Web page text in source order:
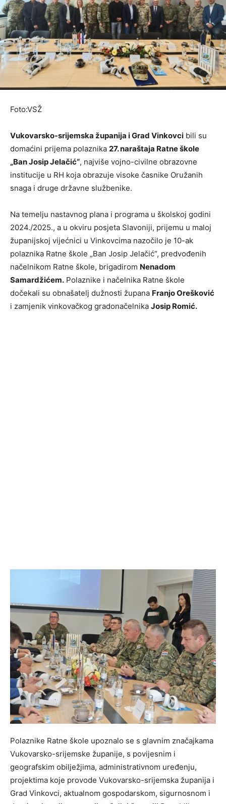
Foto:VSŽ
Vukovarsko-srijemska županija i Grad Vinkovci bili su
domaćini prijema polaznika 27. naraštaja Ratne škole
„Ban Josip Jelačić“, najviše vojno-civilne obrazovne
institucije u RH koja obrazuje visoke časnike Oružanih
snaga i druge državne službenike.
Na temelju nastavnog plana i programa u školskoj godini
2024./2025., a u okviru posjeta Slavoniji, prijemu u maloj
županijskoj vijećnici u Vinkovcima nazočilo je 10-ak
polaznika Ratne škole „Ban Josip Jelačić“, predvođenih
načelnikom Ratne škole, brigadirom Nenadom
Samardžićem. Polaznike i načelnika Ratne škole
dočekali su obnašatelj dužnosti župana Franjo Orešković
i zamjenik vinkovačkog gradonačelnika Josip Romić.
Polaznike Ratne škole upoznalo se s glavnim značajkama
Vukovarsko-srijemske županije, s povijesnim i
geografskim obilježjima, administrativnom uređenju,
projektima koje provode Vukovarsko-srijemska županija i
Grad Vinkovci, aktualnom gospodarskom, sigurnosnom i